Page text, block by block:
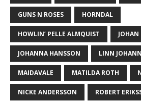
GUNS N ROSES HORNDAL
HOWLIN’ PELLE ALMQUIST JOHAN
JOHANNA HANSSON LINN
MAIDAVALE MATILDA ROTH
NICKE ANDERSSON ROBERT